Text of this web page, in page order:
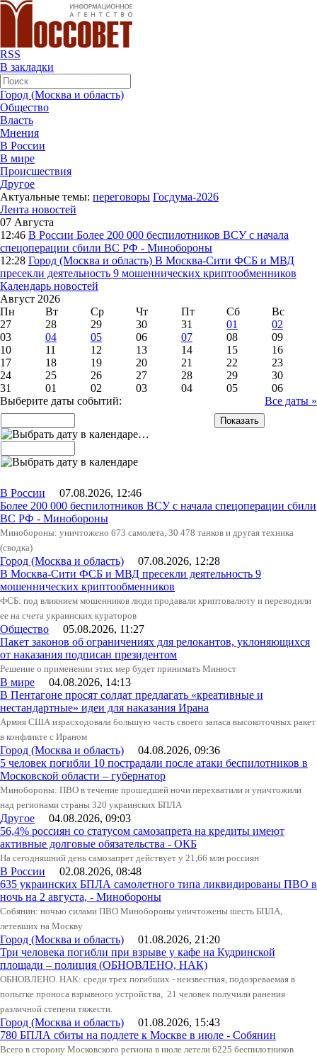
RSS
В закладки
Город (Москва и область)
Общество
Власть
Мнения
В России
В мире
Происшествия
Другое
Актуальные темы: переговоры Госдума-2026
Лента новостей
07 Августа
12:46 В России Более 200 000 беспилотников ВСУ с начала
спецоперации сбили ВС РФ - Минобороны
12:28 Город (Москва и область) В Москва-Сити ФСБ и МВД
пресекли деятельность 9 мошеннических криптообменников
Календарь новостей
Август 2026
Пн
Вт Ср Чт Пт Сб
Вс
27
28 29 30 31 01
02
03
04 05 06 07 08
09
10
11 12 13 14 15
16
17
18 19 20 21 22
23
24
25 26 27 28 29
30
31
01 02 03 04 05
06
Все даты »
Выберите даты событий:
…
В России 07.08.2026, 12:46
Более 200 000 беспилотников ВСУ с начала спецоперации сбили
ВС РФ - Минобороны
Минобороны: уничтожено 673 самолета, 30 478 танков и другая техника
(сводка)
Город (Москва и область) 07.08.2026, 12:28
В Москва-Сити ФСБ и МВД пресекли деятельность 9
мошеннических криптообменников
ФСБ: под влиянием мошенников люди продавали криптовалюту и переводили
ее на счета украинских кураторов
Общество 05.08.2026, 11:27
Пакет законов об ограничениях для релокантов, уклоняющихся
от наказания подписан президентом
Решение о применении этих мер будет принимать Минюст
В мире 04.08.2026, 14:13
В Пентагоне просят солдат предлагать «креативные и
нестандартные» идеи для наказания Ирана
Армия США израсходовала большую часть своего запаса высокоточных ракет
в конфликте с Ираном
Город (Москва и область) 04.08.2026, 09:36
5 человек погибли 10 пострадали после атаки беспилотников в
Московской области – губернатор
Минобороны: ПВО в течение прошедшей ночи перехватили и уничтожили
над регионами страны 320 украинских БПЛА
Другое 04.08.2026, 09:03
56,4% россиян со статусом самозапрета на кредиты имеют
активные долговые обязательства - ОКБ
На сегодняшний день самозапрет действует у 21,66 млн россиян
В России 02.08.2026, 08:48
635 украинских БПЛА самолетного типа ликвидированы ПВО в
ночь на 2 августа, - Минобороны
Собянин: ночью силами ПВО Минобороны уничтожены шесть БПЛА,
летевших на Москву
Город (Москва и область) 01.08.2026, 21:20
Три человека погибли при взрыве у кафе на Кудринской
площади – полиция (ОБНОВЛЕНО, НАК)
ОБНОВЛЕНО. НАК: среди трех погибших - неизвестная, подозреваемая в
попытке проноса взрывного устройства, 21 человек получили ранения
различной степени тяжести.
Город (Москва и область) 01.08.2026, 15:43
780 БПЛА сбиты на подлете к Москве в июле - Собянин
Всего в сторону Московского региона в июле летели 6225 беспилотников